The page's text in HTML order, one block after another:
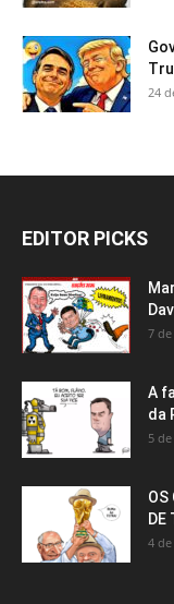
24
EDITOR PICKS
7
A
da
5
OS
DE
4